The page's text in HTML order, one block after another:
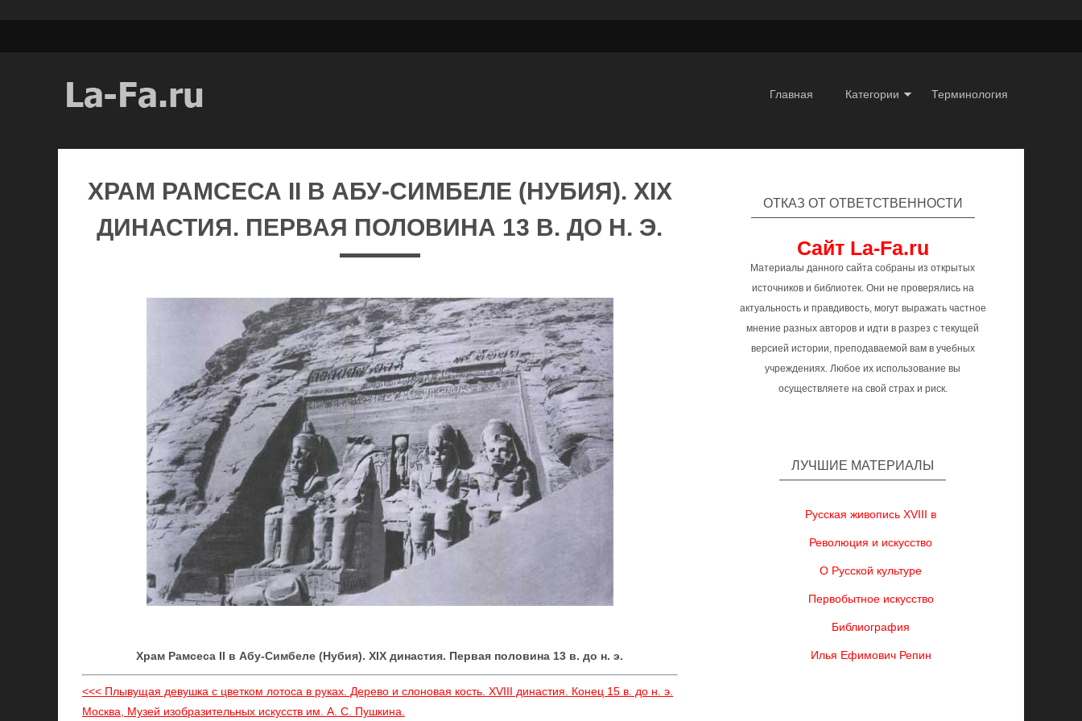
Главная Категории Терминология
ХРАМ РАМСЕСА II В АБУ-СИМБЕЛЕ (НУБИЯ). XIX
ДИНАСТИЯ. ПЕРВАЯ ПОЛОВИНА 13 В. ДО Н. Э.
Храм Рамсеса II в Абу-Симбеле (Нубия). XIX династия. Первая половина 13 в. до н. э.
<<< Плывущая девушка с цветком лотоса в руках. Дерево и слоновая кость. XVIII династия. Конец 15 в. до н. э.
Москва, Музей изобразительных искусств им. А. С. Пушкина.
ОТКАЗ ОТ ОТВЕТСТВЕННОСТИ
Сайт La-Fa.ru
Материалы данного сайта собраны из открытых
источников и библиотек. Они не проверялись на
актуальность и правдивость, могут выражать частное
мнение разных авторов и идти в разрез с текущей
версией истории, преподаваемой вам в учебных
учреждениях. Любое их использование вы
осуществляете на свой страх и риск.
ЛУЧШИЕ МАТЕРИАЛЫ
Русская живопись XVIII в
Революция и искусство
О Русской культуре
Первобытное искусство
Библиография
Илья Ефимович Репин